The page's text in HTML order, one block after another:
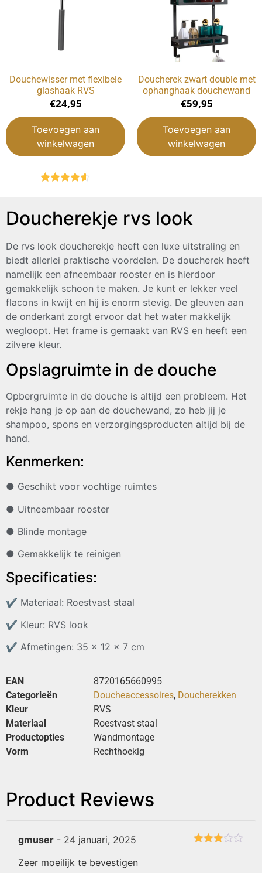
Douchewisser met flexibele
glashaak RVS
€24,95
Toevoegen aan
winkelwagen
Doucherek zwart double met
ophanghaak douchewand
€59,95
Toevoegen aan
winkelwagen
Doucherekje rvs look
De rvs look doucherekje heeft een luxe uitstraling en
biedt allerlei praktische voordelen. De doucherek heeft
namelijk een afneembaar rooster en is hierdoor
gemakkelijk schoon te maken. Je kunt er lekker veel
flacons in kwijt en hij is enorm stevig. De gleuven aan
de onderkant zorgt ervoor dat het water makkelijk
wegloopt. Het frame is gemaakt van RVS en heeft een
zilvere kleur.
Opslagruimte in de douche
Opbergruimte in de douche is altijd een probleem. Het
rekje hang je op aan de douchewand, zo heb jij je
shampoo, spons en verzorgingsproducten altijd bij de
hand.
Kenmerken:
● Geschikt voor vochtige ruimtes
● Uitneembaar rooster
● Blinde montage
● Gemakkelijk te reinigen
Specificaties:
✔ Materiaal: Roestvast staal
✔ Kleur: RVS look
✔ Afmetingen: 35 x 12 x 7 cm
EAN
8720165660995
Categorieën
Doucheaccessoires, Doucherekken
Kleur
RVS
Materiaal
Roestvast staal
Productopties
Wandmontage
Vorm
Rechthoekig
Product Reviews
gmuser - 24 januari, 2025
Zeer moeilijk te bevestigen